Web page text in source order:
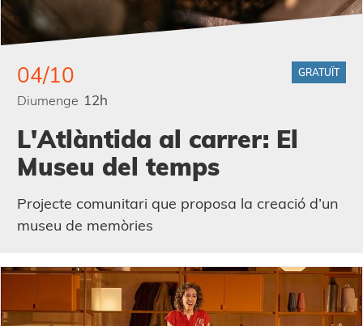
GRATUÏT
04/10
Diumenge 12h
L'Atlàntida al carrer: El
Museu del temps
Projecte comunitari que proposa la creació d’un
museu de memòries